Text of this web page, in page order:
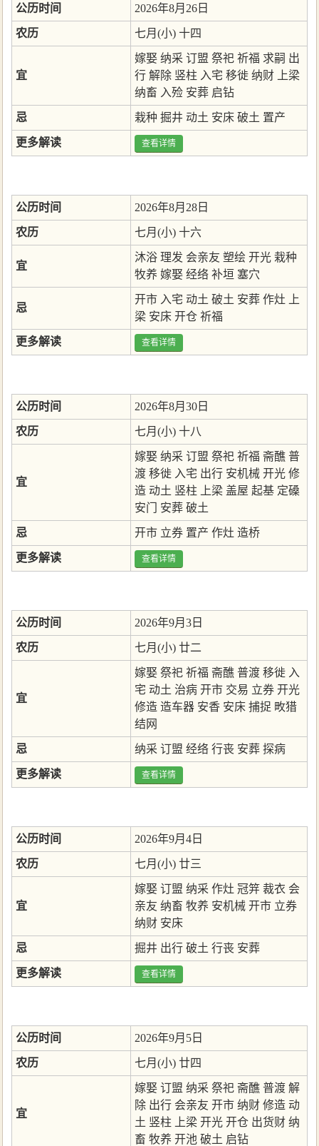
公历时间 2026年8月26日
农历 七月(小) 十四
宜
嫁娶 纳采 订盟 祭祀 祈福 求嗣 出
行 解除 竖柱 入宅 移徙 纳财
上梁
纳畜 入殓 安葬 启钻
忌 栽种 掘井 动土 安床 破土 置产
更多解读 查看详情
公历时间 2026年8月28日
农历 七月(小) 十六
宜
沐浴 理发 会亲友 塑绘 开光 栽种
牧养 嫁娶 经络 补垣 塞穴
忌
开市 入宅 动土 破土 安葬 作灶
上
梁 安床 开仓 祈福
更多解读 查看详情
公历时间 2026年8月30日
农历 七月(小) 十八
宜
嫁娶 纳采 订盟 祭祀 祈福 斋醮 普
渡 移徙 入宅 出行 安机械 开光 修
造 动土 竖柱 上梁 盖屋 起基 定磉
安门
安葬 破土
忌 开市 立券 置产 作灶 造桥
更多解读 查看详情
公历时间 2026年9月3日
农历 七月(小) 廿二
宜
嫁娶 祭祀 祈福 斋醮 普渡 移徙 入
宅 动土 治病 开市 交易 立券 开光
修造 造车器 安香 安床 捕捉 畋猎
结网
忌 纳采 订盟 经络 行丧 安葬 探病
更多解读 查看详情
公历时间 2026年9月4日
农历 七月(小) 廿三
宜
嫁娶 订盟 纳采 作灶 冠笄 裁衣 会
亲友 纳畜 牧养 安机械 开市 立券
纳财 安床
忌 掘井 出行 破土 行丧 安葬
更多解读 查看详情
公历时间 2026年9月5日
农历 七月(小) 廿四
宜
嫁娶 订盟 纳采 祭祀 斋醮 普渡 解
除 出行 会亲友 开市 纳财 修造 动
土 竖柱 上梁 开光 开仓 出货财 纳
畜 牧养 开池 破土 启钻